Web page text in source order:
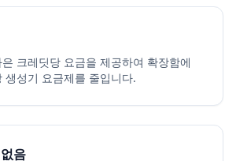
크레딧당 요금을 제공하여 확장함에
생성기 요금제를 줄입니다.
음